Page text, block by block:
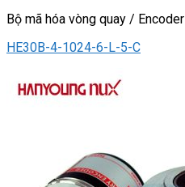
Bộ mã hóa vòng quay / Encoder
HE30B-4-1024-6-L-5-C